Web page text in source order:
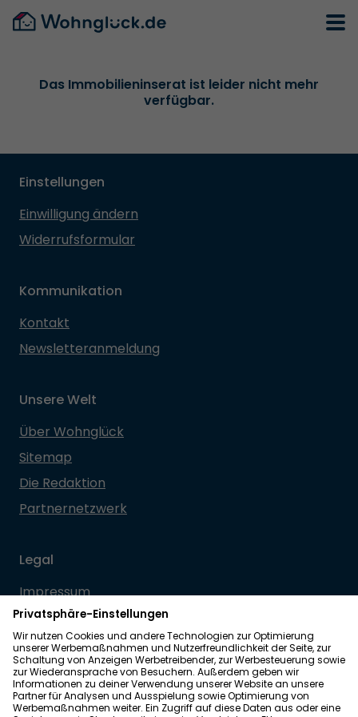
Das Immobilieninserat ist leider nicht mehr
verfügbar.
Einstellungen
Einwilligung ändern
Widerrufsformular
Kommunikation
Kontakt
Newsletteranmeldung
Unsere Welt
Über Wohnglück
Sitemap
Die Redaktion
Partnernetzwerk
Legal
Impressum
Datenschutz
Allgemeine Geschäftsbedingungen
Barrierefreiheit